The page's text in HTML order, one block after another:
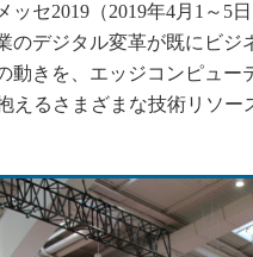
製造業ビッ
メイドイン
グローバ
制御セキ
セ2019（2019年4月1～5
のデジタル変革が既にビジ
動きを、エッジコンピュー
えるさまざまな技術リソー